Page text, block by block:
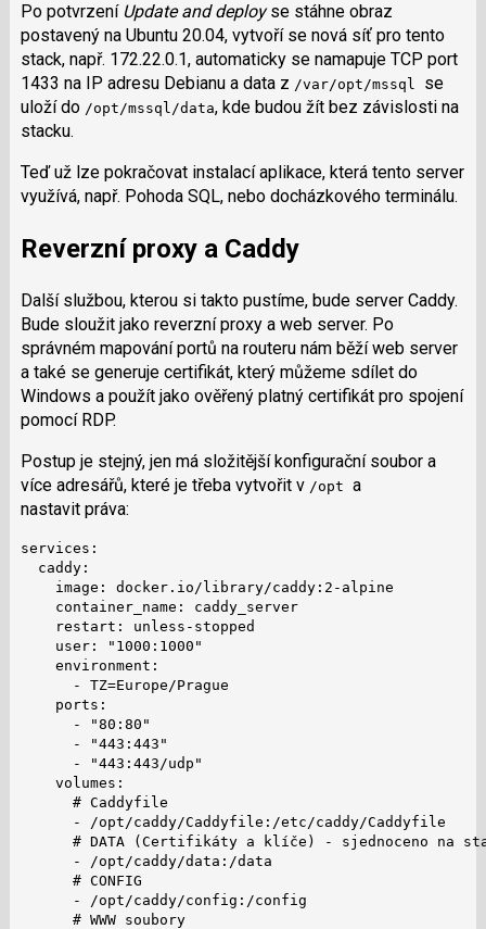
Po potvrzení Update and deployse stáhne obraz
postavený na Ubuntu 20.04, vytvoří se nová síť pro tento
stack, např. 172.22.0.1, automaticky se namapuje TCP port
1433 na IP adresu Debianu a data z /var/opt/mssql
se
uloží do /opt/mssql/data, kde budou žít bez závislosti na
stacku.
Teď už lze pokračovat instalací aplikace, která tento server
využívá, např. Pohoda SQL, nebo docházkového terminálu.
Reverzní proxy a Caddy
Další službou, kterou si takto pustíme, bude server Caddy.
Bude sloužit jako reverzní proxy a web server. Po
správném mapování portů na routeru nám běží web server
a také se generuje certifikát, který můžeme sdílet do
Windows a použít jako ověřený platný certifikát pro spojení
pomocí RDP.
Postup je stejný, jen má složitější konfigurační soubor a
více adresářů, které je třeba vytvořit v /opt a
nastavit práva:
services:
  caddy:
    image: docker.io/library/caddy:2-alpine
    container_name: caddy_server
    restart: unless-stopped
    user: "1000:1000"
    environment:
      - TZ=Europe/Prague
    ports:
      - "80:80"
      - "443:443"
      - "443:443/udp"
    volumes:
      # Caddyfile
      - /opt/caddy/Caddyfile:/etc/caddy/Caddyfile
# DATA (Certifikáty a klíče) - sjednoceno na
      - /opt/caddy/data:/data
      # CONFIG
      - /opt/caddy/config:/config
      # WWW soubory